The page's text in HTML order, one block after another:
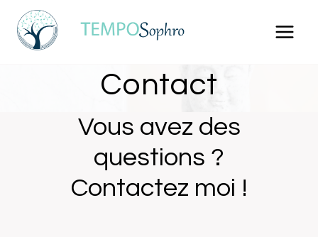
Aller
contenu
Contact
Vous avez des
questions ?
Contactez moi !